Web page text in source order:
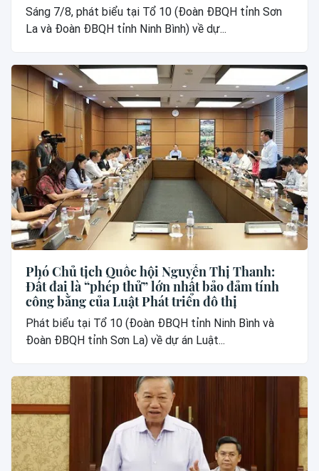
Sáng 7/8, phát biểu tại Tổ 10 (Đoàn ĐBQH tỉnh Sơn
La và Đoàn ĐBQH tỉnh Ninh Bình) về dự...
Phó Chủ tịch Quốc hội Nguyễn Thị Thanh:
Đất đai là “phép thử” lớn nhất bảo đảm tính
công bằng của Luật Phát triển đô thị
Phát biểu tại Tổ 10 (Đoàn ĐBQH tỉnh Ninh Bình và
Đoàn ĐBQH tỉnh Sơn La) về dự án Luật...